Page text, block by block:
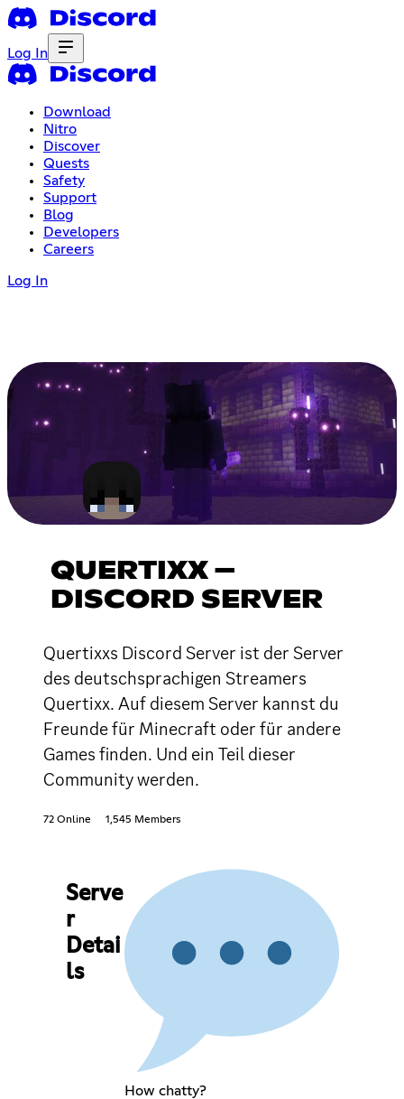
Log In
Download
Nitro
Discover
Quests
Safety
Support
Blog
Developers
Careers
Log In
QUERTIXX –
DISCORD SERVER
Quertixxs Discord Server ist der Server
des deutschsprachigen Streamers
Quertixx. Auf diesem Server kannst du
Freunde für Minecraft oder für andere
Games finden. Und ein Teil dieser
Community werden.
72 Online 1,545 Members
Serve
r
Detai
ls
How chatty?